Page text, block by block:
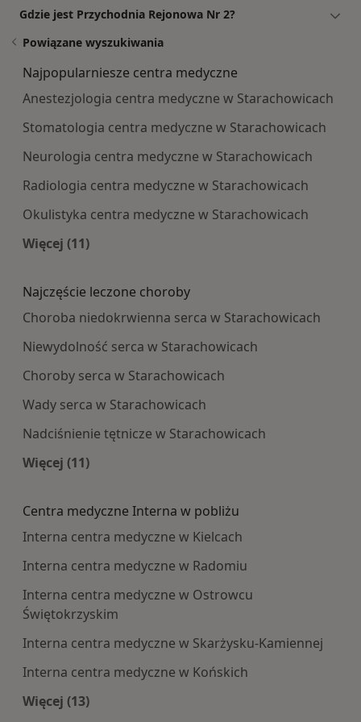
Gdzie jest Przychodnia Rejonowa Nr 2?
Powiązane wyszukiwania
Najpopularniesze centra medyczne
Anestezjologia centra medyczne w Starachowicach
Stomatologia centra medyczne w Starachowicach
Neurologia centra medyczne w Starachowicach
Radiologia centra medyczne w Starachowicach
Okulistyka centra medyczne w Starachowicach
Więcej (11)
Najczęście leczone choroby
Choroba niedokrwienna serca w Starachowicach
Niewydolność serca w Starachowicach
Choroby serca w Starachowicach
Wady serca w Starachowicach
Nadciśnienie tętnicze w Starachowicach
Więcej (11)
Centra medyczne Interna w pobliżu
Interna centra medyczne w Kielcach
Interna centra medyczne w Radomiu
Interna centra medyczne w Ostrowcu
Świętokrzyskim
Interna centra medyczne w Skarżysku-Kamiennej
Interna centra medyczne w Końskich
Więcej (13)